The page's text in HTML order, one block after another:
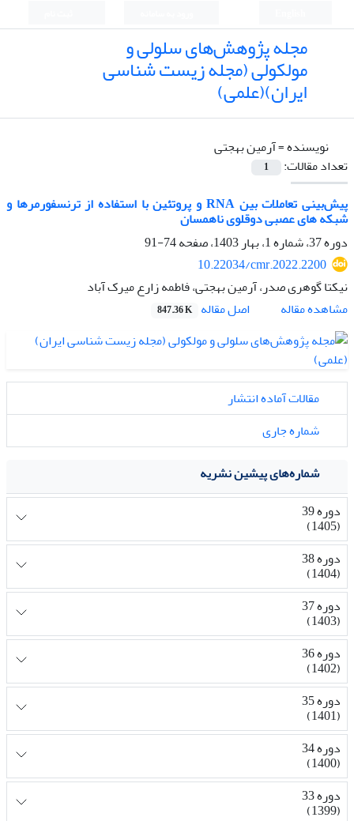
مجله پژوهش‌های سلولی و
مولکولی (مجله زیست شناسی
ایران)(علمی)
نویسنده =آرمین بهجتی
تعداد مقالات:
1
پیش‌بینی تعاملا‌ت بین RNA و پروتئین با استفاده از ترنسفورمرها و
شبکه های عصبی دوقلوی ناهمسان
دوره 37، شماره 1، بهار 1403، صفحه
74-91
10.22034/cmr.2022.2200
نیکتا گوهری صدر، آرمین بهجتی، فاطمه زارع میرک آباد
مشاهده مقاله
اصل مقاله 847.36 K
مقالات آماده انتشار
شماره جاری
شماره‌های پیشین نشریه
دوره 39
(1405)
دوره 38
(1404)
دوره 37
(1403)
دوره 36
(1402)
دوره 35
(1401)
دوره 34
(1400)
دوره 33
(1399)